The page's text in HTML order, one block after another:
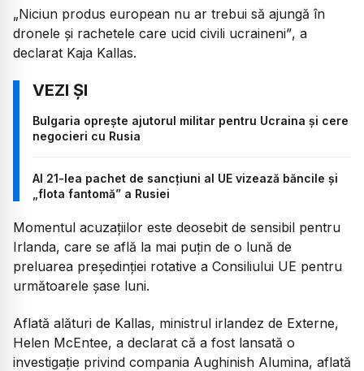
„Niciun produs european nu ar trebui să ajungă în
dronele și rachetele care ucid civili ucraineni”, a
declarat Kaja Kallas.
Bulgaria oprește ajutorul militar pentru Ucraina și cere
negocieri cu Rusia
Al 21-lea pachet de sancțiuni al UE vizează băncile și
„flota fantomă” a Rusiei
Momentul acuzațiilor este deosebit de sensibil pentru
Irlanda, care se află la mai puțin de o lună de
preluarea președinției rotative a Consiliului UE pentru
următoarele șase luni.
Aflată alături de Kallas, ministrul irlandez de Externe,
Helen McEntee, a declarat că a fost lansată o
investigație privind compania Aughinish Alumina, aflată